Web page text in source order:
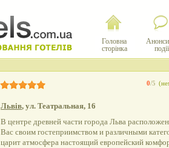
Головна
сторінка
події
0/5
Львів, ул. Театральная, 16
В центре древней части города Льва
Вас своим гостеприимством и различными
царит атмосфера настоящий европейский